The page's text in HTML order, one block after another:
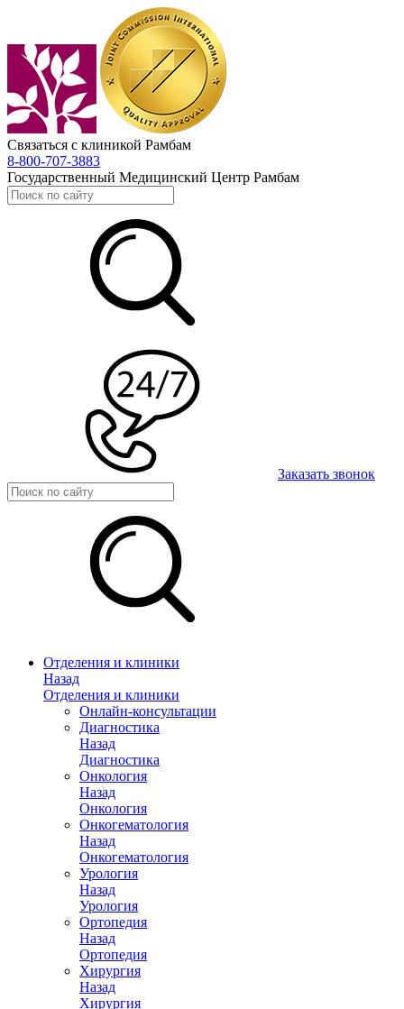
Связаться с клиникой Рамбам
8-800-707-3883
Государственный Медицинский Центр Рамбам
Заказать звонок
Отделения и клиники
Назад
Отделения и клиники
Онлайн-консультации
Диагностика
Назад
Диагностика
Онкология
Назад
Онкология
Онкогематология
Назад
Онкогематология
Урология
Назад
Урология
Ортопедия
Назад
Ортопедия
Хирургия
Назад
Хирургия